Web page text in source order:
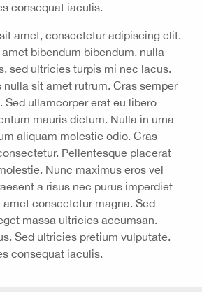
consequat iaculis.
amet, consectetur adipiscing elit.
bibendum bibendum, nulla
sed ultricies turpis mi nec lacus.
sit amet rutrum. Cras semper
Sed ullamcorper erat eu libero
mauris dictum. Nulla in urna
aliquam molestie odio. Cras
Pellentesque placerat
Nunc maximus eros vel
a risus nec purus imperdiet
consectetur magna. Sed
massa ultricies accumsan.
Sed ultricies pretium vulputate.
consequat iaculis.